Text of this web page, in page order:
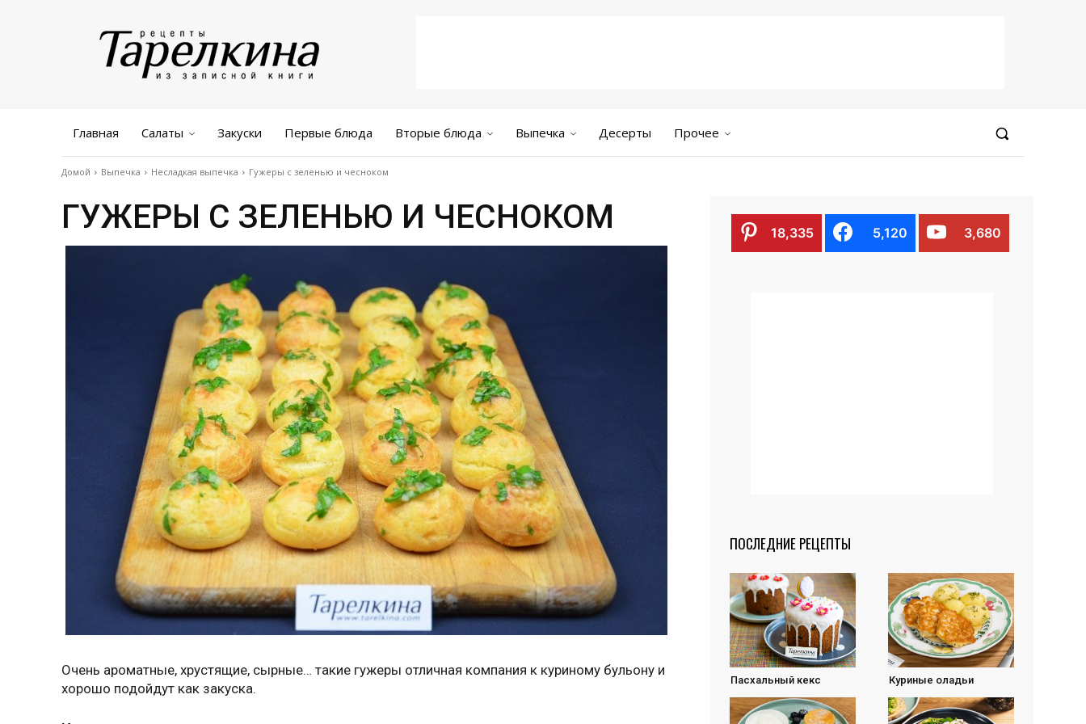
Главная Салаты Закуски Первые блюда Вторые блюда Выпечка Десерты Прочее
Домой Выпечка Несладкая выпечка Гужеры с зеленью и чесноком
ГУЖЕРЫ С ЗЕЛЕНЬЮ И ЧЕСНОКОМ
Очень ароматные, хрустящие, сырные… такие гужеры отличная компания к куриному бульону и
хорошо подойдут как закуска.
18,335 5,120 3,680
ПОСЛЕДНИЕ РЕЦЕПТЫ
Пасхальный кекс Куриные оладьи